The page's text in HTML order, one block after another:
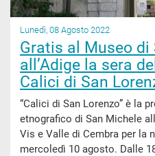
Lunedì, 08 Agosto 2022
Gratis al Museo di
all’Adige la sera
Calici di San
“Calici di San Lorenzo” è la
etnografico di San Michele
Vis e Valle di Cembra per la
mercoledì 10 agosto. Dalle